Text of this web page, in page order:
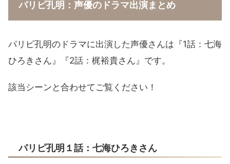
パリピ孔明：声優のドラマ出演まとめ
パリピ孔明のドラマに出演した声優さんは『1話：七海
ひろきさん』『2話：梶裕貴さん』です。
該当シーンと合わせてご覧ください！
パリピ孔明１話：七海ひろきさん